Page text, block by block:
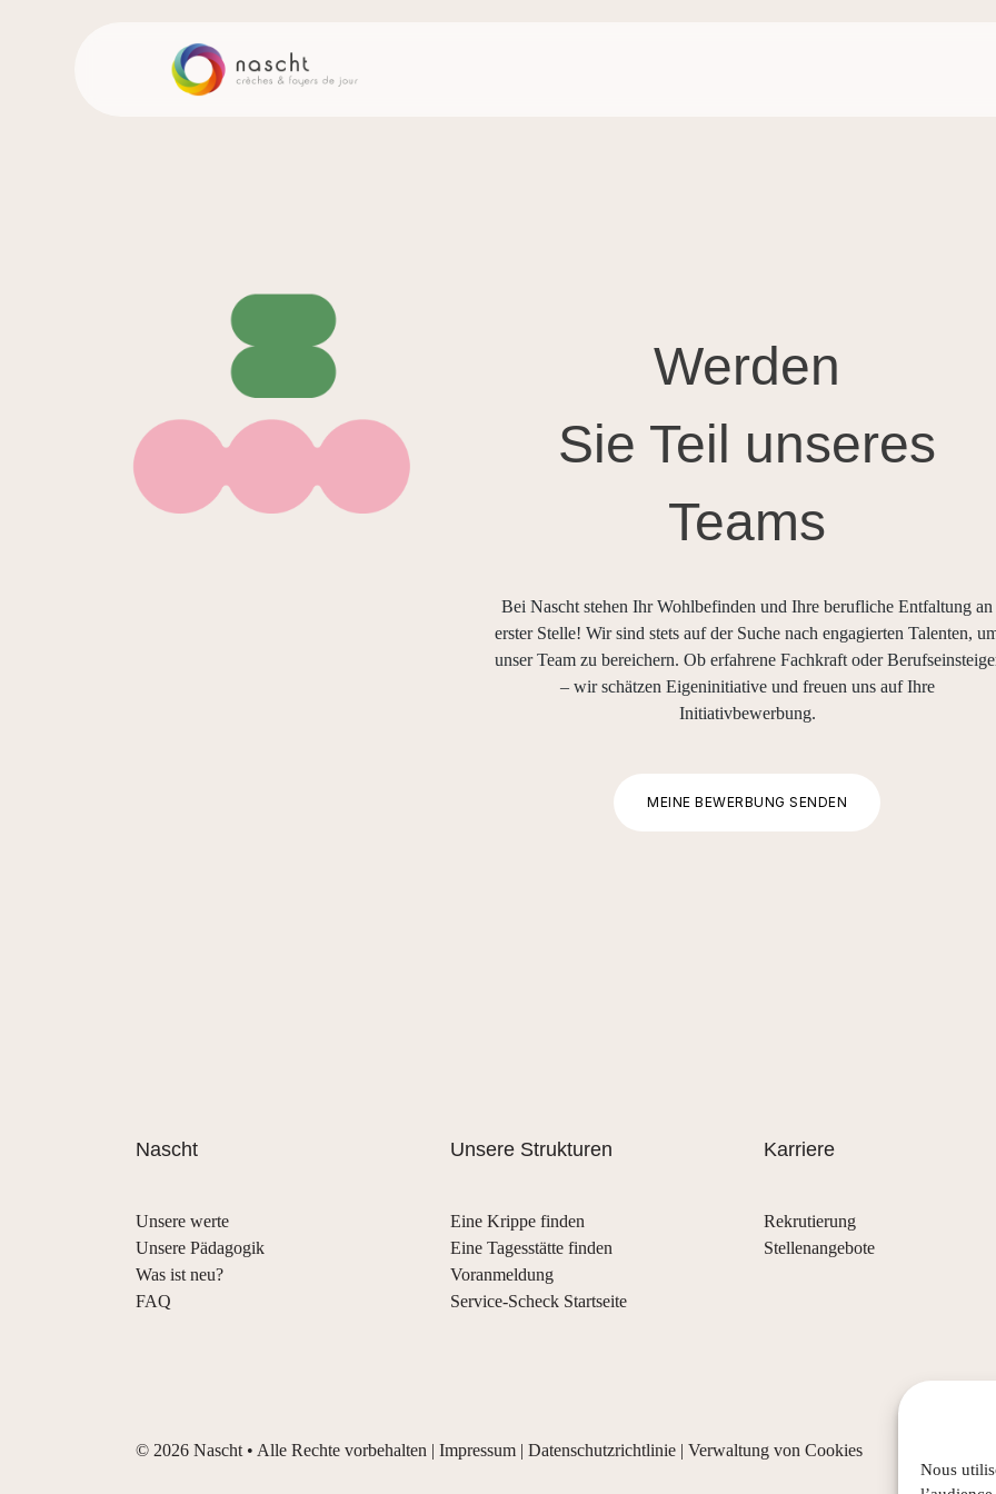
Nous
Werden
Sie Teil unseres
Teams
Bei Nascht stehen Ihr Wohlbefinden und Ihre berufliche Entfaltung an
erster Stelle! Wir sind stets auf der Suche nach engagierten Talenten,
unser Team zu bereichern. Ob erfahrene Fachkraft oder
– wir schätzen Eigeninitiative und freuen uns auf Ihre
Initiativbewerbung.
MEINE BEWERBUNG SENDEN
Nascht
Unsere werte
Unsere Pädagogik
Was ist neu?
FAQ
Unsere Strukturen
Eine Krippe finden
Eine Tagesstätte finden
Voranmeldung
Service-Scheck Startseite
Karriere
Rekrutierung
Stellenangebote
© 2026 Nascht • Alle Rechte vorbehalten | Impressum | Datenschutzrichtlinie | Verwaltung von Cookies